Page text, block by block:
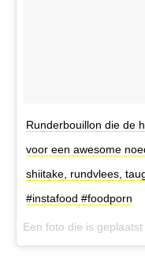
Runderbouillon die de
voor een awesome
shiitake, rundvlees,
#instafood #foodporn